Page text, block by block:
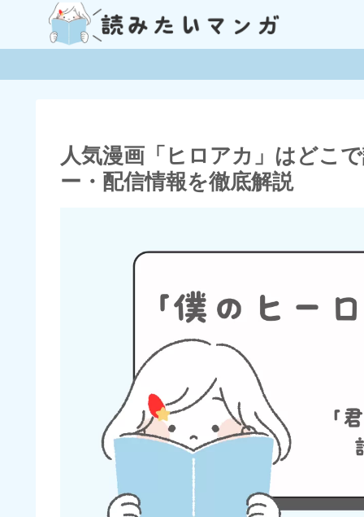
人気漫画「ヒロアカ」はどこ
ー・配信情報を徹底解説